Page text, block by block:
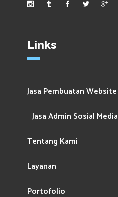
Links
Jasa Pembuatan Website
Jasa Admin Sosial Media
Tentang Kami
Layanan
Portofolio